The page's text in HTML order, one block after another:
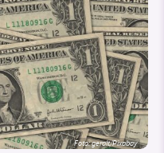
Foto:geralt/Pixabay